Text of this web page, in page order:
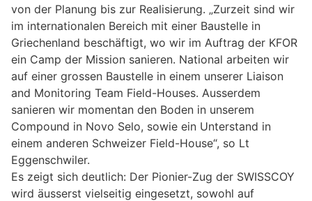
von der Planung bis zur Realisierung. „Zurzeit sind wir
im internationalen Bereich mit einer Baustelle in
Griechenland beschäftigt, wo wir im Auftrag der KFOR
ein Camp der Mission sanieren. National arbeiten wir
auf einer grossen Baustelle in einem unserer Liaison
and Monitoring Team Field-Houses. Ausserdem
sanieren wir momentan den Boden in unserem
Compound in Novo Selo, sowie ein Unterstand in
einem anderen Schweizer Field-House“, so Lt
Eggenschwiler.
Es zeigt sich deutlich: Der Pionier-Zug der SWISSCOY
wird äusserst vielseitig eingesetzt, sowohl auf